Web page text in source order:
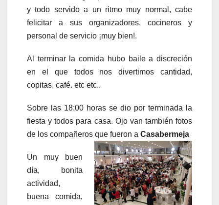
y todo servido a un ritmo muy normal, cabe
felicitar a sus organizadores, cocineros y
personal de servicio ¡muy bien!.
Al terminar la comida hubo baile a discreción
en el que todos nos divertimos cantidad,
copitas, café. etc etc..
Sobre las 18:00 horas se dio por terminada la
fiesta y todos para casa. Ojo van también fotos
de los compañeros que fueron a Casabermeja
Un muy buen
día, bonita
actividad,
buena comida,